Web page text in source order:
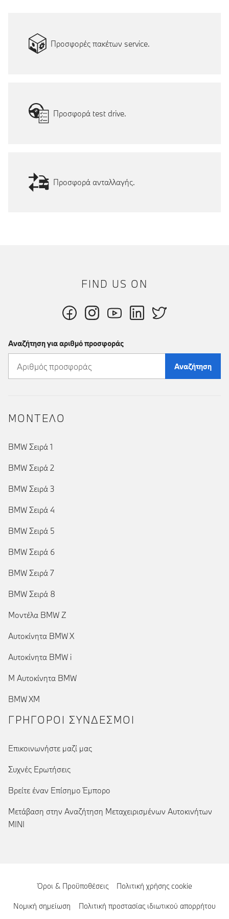
Προσφορές πακέτων service.
Προσφορά test drive.
Προσφορά ανταλλαγής.
FIND US ON
Αναζήτηση για αριθμό προσφοράς
Αναζήτηση
ΜΟΝΤΕΛΟ
BMW Σειρά 1
BMW Σειρά 2
BMW Σειρά 3
BMW Σειρά 4
BMW Σειρά 5
BMW Σειρά 6
BMW Σειρά 7
BMW Σειρά 8
Μοντέλα BMW Z
Αυτοκίνητα BMW X
Αυτοκίνητα BMW i
Μ Αυτοκίνητα BMW
BMW XM
ΓΡΉΓΟΡΟΙ ΣΎΝΔΕΣΜΟΙ
Επικοινωνήστε μαζί μας
Συχνές Ερωτήσεις
Βρείτε έναν Επίσημο Έμπορο
Μετάβαση στην Αναζήτηση Μεταχειρισμένων Αυτοκινήτων
MINI
Όροι & Προϋποθέσεις Πολιτική χρήσης cookie
Νομική σημείωση Πολιτική προστασίας ιδιωτικού απορρήτου